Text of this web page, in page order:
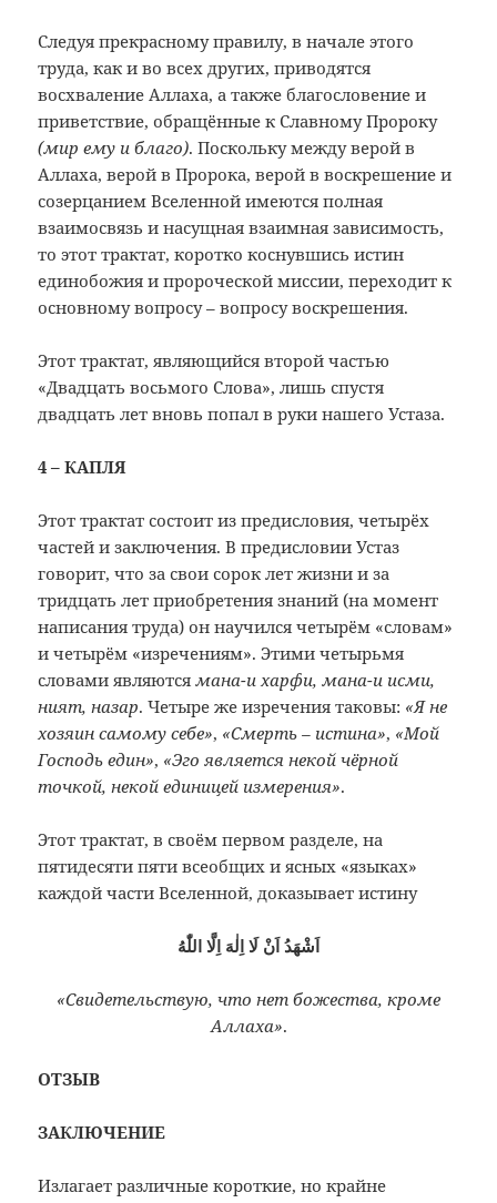
Следуя прекрасному правилу, в начале этого
труда, как и во всех других, приводятся
восхваление Аллаха, а также благословение и
приветствие, обращённые к Славному Пророку
(мир ему и благо). Поскольку между верой в
Аллаха, верой в Пророка, верой в воскрешение и
созерцанием Вселенной имеются полная
взаимосвязь и насущная взаимная зависимость,
то этот трактат, коротко коснувшись истин
единобожия и пророческой миссии, переходит к
основному вопросу – вопросу воскрешения.
Этот трактат, являющийся второй частью
«Двадцать восьмого Слова», лишь спустя
двадцать лет вновь попал в руки нашего Устаза.
4 – КАПЛЯ
Этот трактат состоит из предисловия, четырёх
частей и заключения. В предисловии Устаз
говорит, что за свои сорок лет жизни и за
тридцать лет приобретения знаний (на момент
написания труда) он научился четырём «словам»
и четырём «изречениям». Этими четырьмя
словами являютсямана-и харфи, мана-и исми,
ният, назар. Четыре же изречения таковы: «Я не
хозяин самому себе», «Смерть – истина», «Мой
Господь един», «Эго является некой чёрной
точкой, некой единицей измерения».
Этот трактат, в своём первом разделе, на
пятидесяти пяти всеобщих и ясных «языках»
каждой части Вселенной, доказывает истину
اَشْهَدُ اَنْ لَا اِلٰهَ اِلَّا اللّٰهُ
«Свидетельствую, что нет божества, кроме
Аллаха».
ОТЗЫВ
ЗАКЛЮЧЕНИЕ
Излагает различные короткие, но крайне